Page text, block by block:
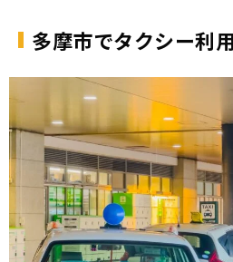
多摩市でタクシー利